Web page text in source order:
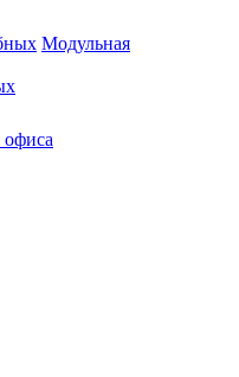
Модульная
офиса